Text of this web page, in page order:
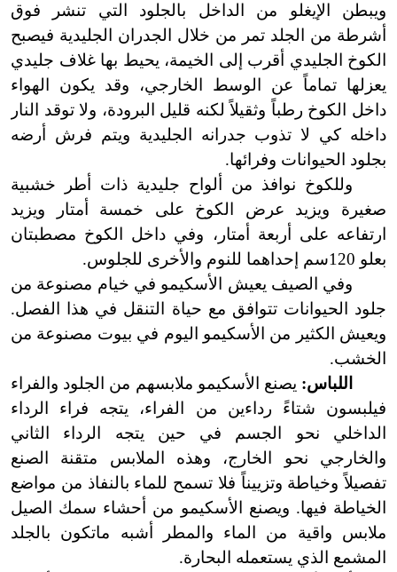
ويبطن الإيغلو من الداخل بالجلود التي تنشر فوق
أشرطة من الجلد تمر من خلال الجدران الجليدية فيصبح
الكوخ الجليدي أقرب إلى الخيمة، يحيط بها غلاف جليدي
يعزلها تماماً عن الوسط الخارجي، وقد يكون الهواء
داخل الكوخ رطباً وثقيلاً لكنه قليل البرودة، ولا توقد النار
داخله كي لا تذوب جدرانه الجليدية ويتم فرش أرضه
بجلود الحيوانات وفرائها.
وللكوخ نوافذ من ألواح جليدية ذات أطر خشبية
صغيرة ويزيد عرض الكوخ على خمسة أمتار ويزيد
ارتفاعه على أربعة أمتار، وفي داخل الكوخ مصطبتان
بعلو 120سم إحداهما للنوم والأخرى للجلوس.
وفي الصيف يعيش الأسكيمو في خيام مصنوعة من
جلود الحيوانات تتوافق مع حياة التنقل في هذا الفصل.
ويعيش الكثير من الأسكيمو اليوم في بيوت مصنوعة من
الخشب.
اللباس: يصنع الأسكيمو ملابسهم من الجلود والفراء
فيلبسون شتاءً رداءين من الفراء، يتجه فراء الرداء
الداخلي نحو الجسم في حين يتجه الرداء الثاني
والخارجي نحو الخارج، وهذه الملابس متقنة الصنع
تفصيلاً وخياطة وتزييناً فلا تسمح للماء بالنفاذ من مواضع
الخياطة فيها. ويصنع الأسكيمو من أحشاء سمك الصيل
ملابس واقية من الماء والمطر أشبه ماتكون بالجلد
المشمع الذي يستعمله البحارة.